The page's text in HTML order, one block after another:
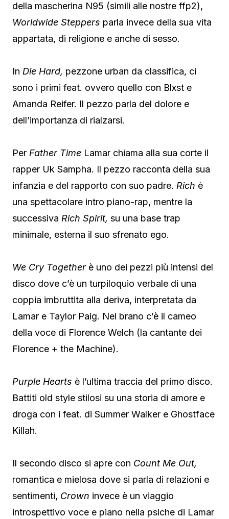
della mascherina N95 (simili alle nostre ffp2),
Worldwide Steppers parla invece della sua vita
appartata, di religione e anche di sesso.
In Die Hard, pezzone urban da classifica, ci
sono i primi feat. ovvero quello con Blxst e
Amanda Reifer. Il pezzo parla del dolore e
dell’importanza di rialzarsi.
Per Father Time Lamar chiama alla sua corte il
rapper Uk Sampha. Il pezzo racconta della sua
infanzia e del rapporto con suo padre. Rich è
una spettacolare intro piano-rap, mentre la
successiva Rich Spirit, su una base trap
minimale, esterna il suo sfrenato ego.
We Cry Togetherè uno dei pezzi più intensi del
disco dove c’è un turpiloquio verbale di una
coppia imbruttita alla deriva, interpretata da
Lamar e Taylor Paig. Nel brano c’è il cameo
della voce di Florence Welch (la cantante dei
Florence + the Machine).
Purple Hearts è l’ultima traccia del primo disco.
Battiti old style stilosi su una storia di amore e
droga con i feat. di Summer Walker e Ghostface
Killah.
Il secondo disco si apre con Count Me Out,
romantica e mielosa dove si parla di relazioni e
sentimenti, Crown invece è un viaggio
introspettivo voce e piano nella psiche di Lamar